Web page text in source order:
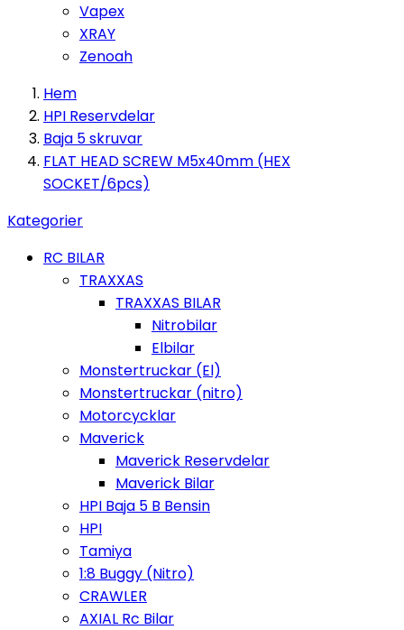
Vapex
XRAY
Zenoah
Hem
HPI Reservdelar
Baja 5 skruvar
FLAT HEAD SCREW M5x40mm (HEX
SOCKET/6pcs)
Kategorier
RC BILAR
TRAXXAS
TRAXXAS BILAR
Nitrobilar
Elbilar
Monstertruckar (El)
Monstertruckar (nitro)
Motorcycklar
Maverick
Maverick Reservdelar
Maverick Bilar
HPI Baja 5 B Bensin
HPI
Tamiya
1:8 Buggy (Nitro)
CRAWLER
AXIAL Rc Bilar